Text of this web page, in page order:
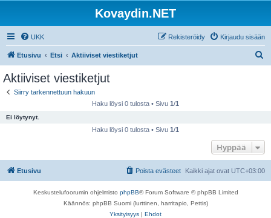
Kovaydin.NET
UKK Kirjaudu sisään
Rekisteröidy
Etusivu Etsi Aktiiviset viestiketjut
Aktiiviset viestiketjut
Siirry tarkennettuun hakuun
Haku löysi 0 tulosta • Sivu 1/1
Ei löytynyt.
Haku löysi 0 tulosta • Sivu 1/1
Hyppää
Etusivu Kaikki ajat ovat UTC+03:00
Poista evästeet
Keskustelufoorumin ohjelmisto phpBB® Forum Software © phpBB Limited
Käännös: phpBB Suomi (lurttinen, harritapio, Pettis)
Yksityisyys | Ehdot